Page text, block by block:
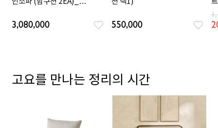
3,080,000 550,000
고요를 만나는 정리의 시간